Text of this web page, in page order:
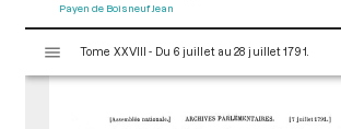
Payen de Boisneuf Jean
s
Tome XXVIII - Du 6 juillet au 28 juillet 1791.